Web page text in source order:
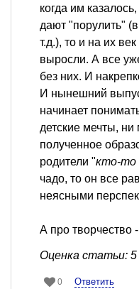
когда им
дают "порулить"
т.д.), то и на их
выросли. А все
без них. И
И нынешний
начинает
детские мечты, ни
полученное
родители "кто-
чадо, то он все
неясными
А про творчество
Оценка статьи: 5
0 Ответить